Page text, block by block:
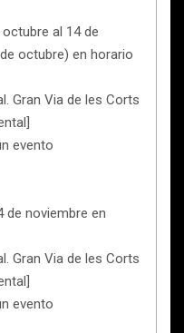
al 14 de
octubre) en horario
Gran Via de les Corts
evento
de noviembre en
Gran Via de les Corts
evento